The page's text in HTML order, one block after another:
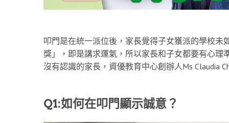
叩門是在統一派位後，家長覺得子女獲派的學校
獎」，即是講求運氣，所以家長和子女都要有心
沒有認識的家長，資優教育中心創辦人Ms Claudia
Q1:如何在叩門顯示誠意？